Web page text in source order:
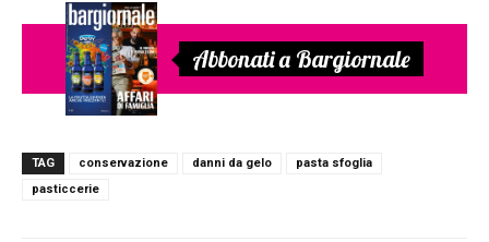
Abbonati a Bargiornale
TAG conservazione danni da gelo
pasta sfoglia
pasticcerie